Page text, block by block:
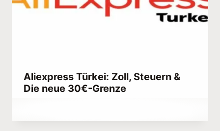
Aliexpress Türkei: Zoll, Steuern &
Die neue 30€-Grenze